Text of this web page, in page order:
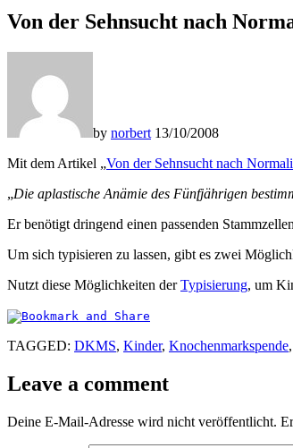
Von der Sehnsucht nach
by norbert 13/10/2008
Mit dem Artikel „Von der Sehnsucht nach
„Die aplastische Anämie des Fünfjährigen
Er benötigt dringend einen passenden
Um sich typisieren zu lassen, gibt es zwei
Nutzt diese Möglichkeiten derTypisierung, um
TAGGED: DKMS, Kinder, Knochenmarkspende,
Leave a comment
Deine E-Mail-Adresse wird nicht veröffentlicht.